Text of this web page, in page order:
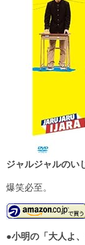
ジャルジャルのい
爆笑必至。
●小明の「大人よ